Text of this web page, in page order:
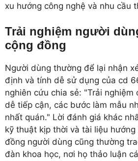
xu hướng công nghệ và nhu cầu
Trải nghiệm người
cộng đồng
Người dùng thường để lại nhận
định và tính dễ sử dụng của cd
nghiên cứu chia sẻ: "Trải
dễ tiếp cận, các bước làm mẫu
nhất quán." Lời đánh giá khác
kỹ thuật kịp thời và tài liệu
đồng người dùng cũng thường
đàn khoa học, nơi họ thảo luận